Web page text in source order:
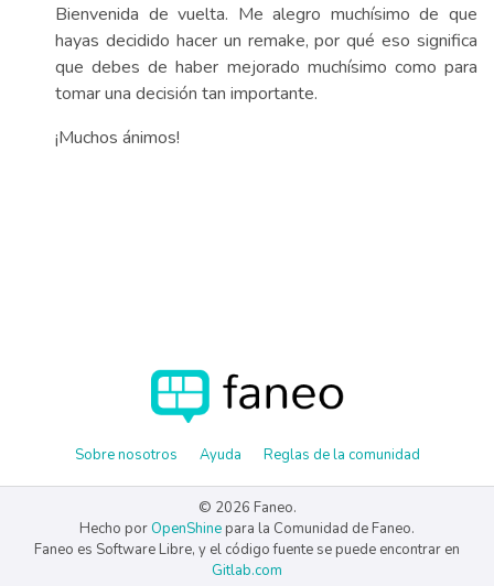
Bienvenida de vuelta. Me alegro muchísimo de que
hayas decidido hacer un remake, por qué eso significa
que debes de haber mejorado muchísimo como para
tomar una decisión tan importante.
¡Muchos ánimos!
Sobre nosotros Ayuda Reglas de la comunidad
© 2026 Faneo.
Hecho por OpenShine para la Comunidad de Faneo.
Faneo es Software Libre, y el código fuente se puede encontrar en
Gitlab.com